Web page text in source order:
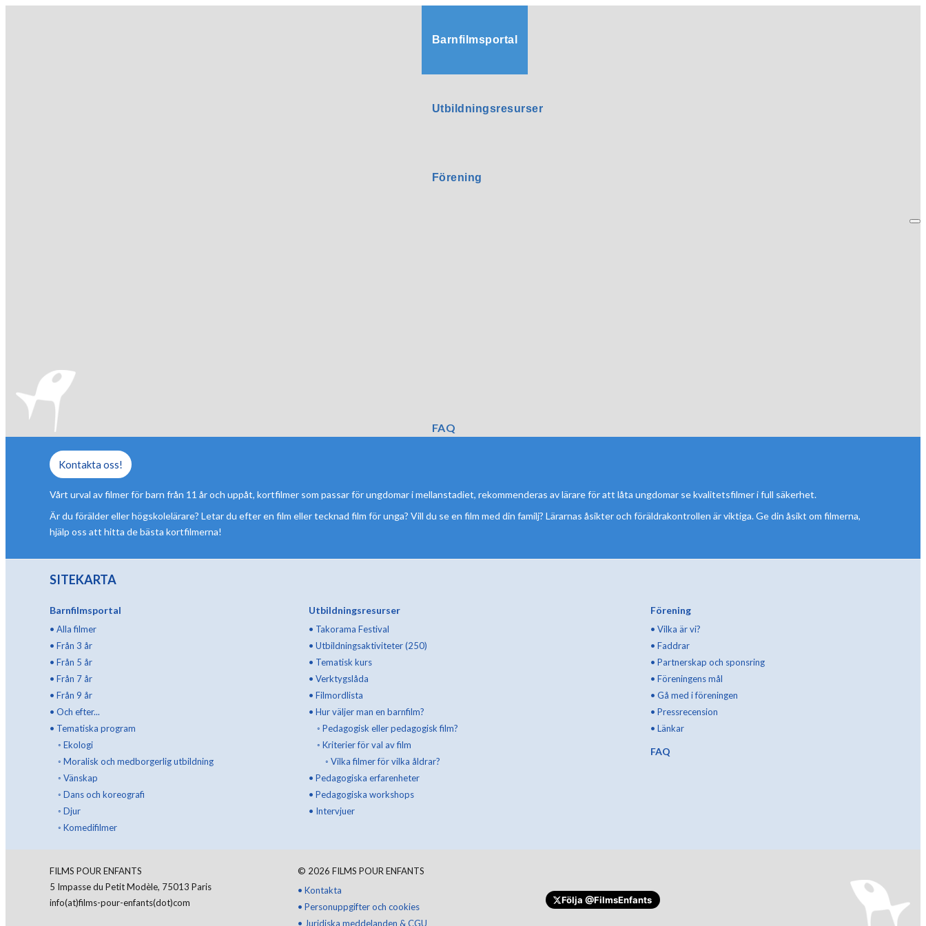
Barnfilmsportal
Utbildningsresurser
Förening
FAQ
Kontakta oss!
Vårt urval av filmer för barn från 11 år och uppåt, kortfilmer som passar för ungdomar i mellanstadiet, rekommenderas av lärare för att låta ungdomar se kvalitetsfilmer i full säkerhet.
Är du förälder eller högskolelärare? Letar du efter en film eller tecknad film för unga? Vill du se en film med din familj? Lärarnas åsikter och föräldrakontrollen är viktiga. Ge din åsikt om filmerna,
hjälp oss att hitta de bästa kortfilmerna!
SITEKARTA
Barnfilmsportal
• Alla filmer
• Från 3 år
• Från 5 år
• Från 7 år
• Från 9 år
• Och efter...
• Tematiska program
◦ Ekologi
◦ Moralisk och medborgerlig utbildning
◦ Vänskap
◦ Dans och koreografi
◦ Djur
◦ Komedifilmer
Utbildningsresurser
• Takorama Festival
• Utbildningsaktiviteter (250)
• Tematisk kurs
• Verktygslåda
• Filmordlista
• Hur väljer man en barnfilm?
◦ Pedagogisk eller pedagogisk film?
◦ Kriterier för val av film
◦ Vilka filmer för vilka åldrar?
• Pedagogiska erfarenheter
• Pedagogiska workshops
• Intervjuer
Förening
• Vilka är vi?
• Faddrar
• Partnerskap och sponsring
• Föreningens mål
• Gå med i föreningen
• Pressrecension
• Länkar
FAQ
FILMS POUR ENFANTS
5 Impasse du Petit Modèle, 75013 Paris
info(at)films-pour-enfants(dot)com
© 2026 FILMS POUR ENFANTS
• Kontakta
• Personuppgifter och cookies
• Juridiska meddelanden & CGU
Följa @FilmsEnfants